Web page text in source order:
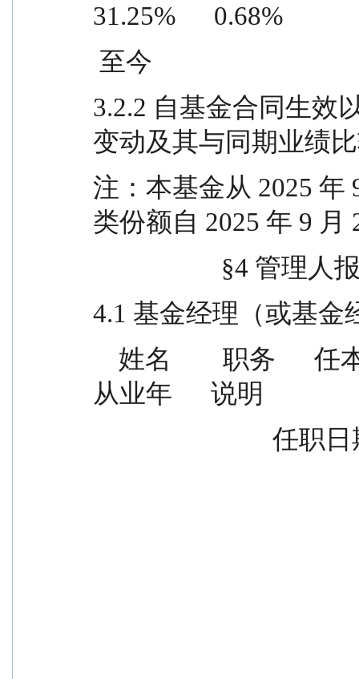
31.25%      0.68%
至今
3.2.2 自基金合同生效
变动及其与同期业绩
注：本基金从 2025 年
类份额自 2025 年 9 月
§4 管
4.1 基金经理（或基金
从业年      说明